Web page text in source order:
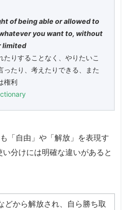
of being able or allowed to
you want to, without
limited
たりすることなく、やりたいこ
ったり、考えたりできる、また
権利
「自由」や「解放」を表現す
分けには明確な違いがあると
どから解放され、自ら勝ち取